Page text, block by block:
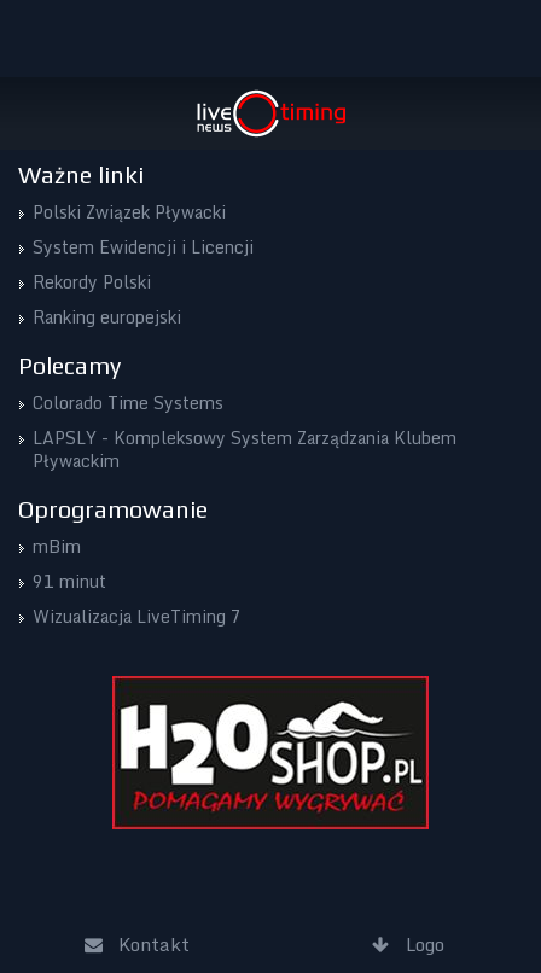
Ważne linki
Polski Związek Pływacki
System Ewidencji i Licencji
Rekordy Polski
Ranking europejski
Polecamy
Colorado Time Systems
LAPSLY - Kompleksowy System Zarządzania Klubem
Pływackim
Oprogramowanie
mBim
91 minut
Wizualizacja LiveTiming 7
Kontakt Logo